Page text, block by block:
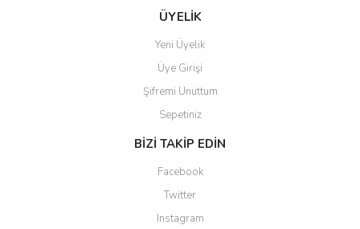
ÜYELİK
Yeni Üyelik
Üye Girişi
Şifremi Unuttum
Sepetiniz
BİZİ TAKİP EDİN
Facebook
Twitter
Instagram